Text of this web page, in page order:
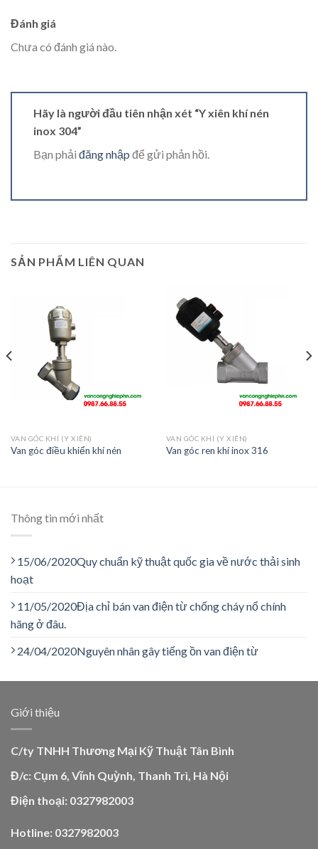
Đánh giá
Chưa có đánh giá nào.
Hãy là người đầu tiên nhận xét “Y xiên khí nén
inox 304”
Bạn phải đăng nhập để gửi phản hồi.
SẢN PHẨM LIÊN QUAN
VAN GÓC KHÍ (Y XIÊN)
Van góc điều khiển khí nén
VAN GÓC KHÍ (Y XIÊN)
Van góc ren khí inox 316
Thông tin mới nhất
15/06/2020Quy chuẩn kỹ thuật quốc gia về nước thải sinh
hoạt
11/05/2020Địa chỉ bán van điện từ chống cháy nổ chính
hãng ở đâu.
24/04/2020Nguyên nhân gây tiếng ồn van điện từ
Giới thiệu
C/ty TNHH Thương Mại Kỹ Thuật Tân Bình
Đ/c: Cụm 6, Vĩnh Quỳnh, Thanh Trì, Hà Nội
Điện thoại: 0327982003
Hotline: 0327982003